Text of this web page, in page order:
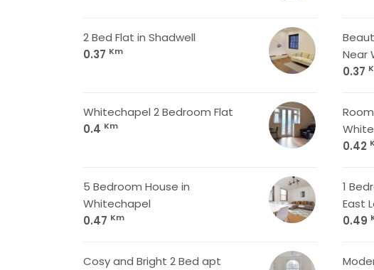
2 Bed Flat in Shadwell
0.37 Km
Near
0.37
Whitechapel 2 Bedroom Flat
0.4 Km
0.42
5 Bedroom House in
Whitechapel
0.47 Km
1
East
0.49
Cosy and Bright 2 Bed apt